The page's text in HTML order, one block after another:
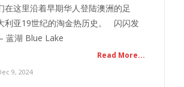
在这里沿着早期华人登陆澳洲的足
利亚19世纪的淘金热历史。 闪闪发
蓝湖 Blue Lake
Read More...
9, 2024